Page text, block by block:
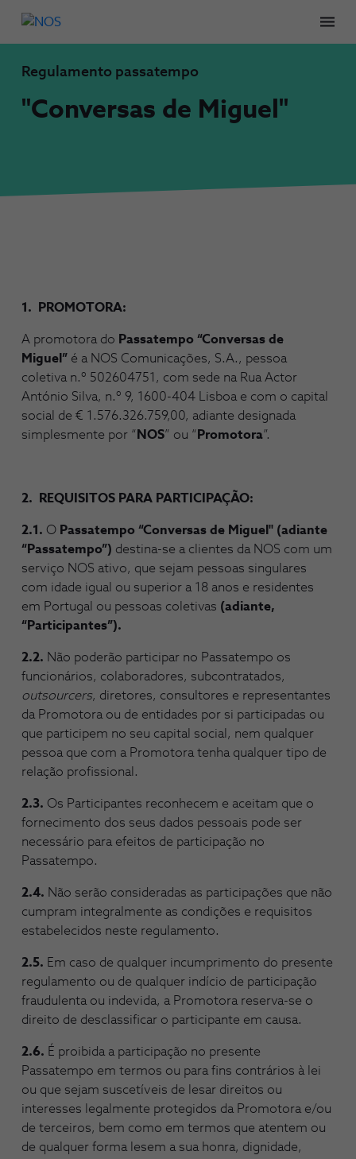
Regulamento passatempo
"Conversas de Miguel"
1. PROMOTORA:
A promotora do Passatempo “Conversas de
Miguel” é a NOS Comunicações, S.A., pessoa
coletiva n.º 502604751, com sede na Rua Actor
António Silva, n.º 9, 1600-404 Lisboa e com o capital
social de € 1.576.326.759,00, adiante designada
simplesmente por “ NOS” ou “ Promotora”.
2. REQUISITOS PARA PARTICIPAÇÃO:
2.1. O Passatempo “Conversas de Miguel" (adiante
“Passatempo”) destina-se a clientes da NOS com um
serviço NOS ativo, que sejam pessoas singulares
com idade igual ou superior a 18 anos e residentes
em Portugal ou pessoas coletivas (adiante,
“Participantes”).
2.2. Não poderão participar no Passatempo os
funcionários, colaboradores, subcontratados,
outsourcers, diretores, consultores e representantes
da Promotora ou de entidades por si participadas ou
que participem no seu capital social, nem qualquer
pessoa que com a Promotora tenha qualquer tipo de
relação profissional.
2.3. Os Participantes reconhecem e aceitam que o
fornecimento dos seus dados pessoais pode ser
necessário para efeitos de participação no
Passatempo.
2.4. Não serão consideradas as participações que não
cumpram integralmente as condições e requisitos
estabelecidos neste regulamento.
2.5. Em caso de qualquer incumprimento do presente
regulamento ou de qualquer indício de participação
fraudulenta ou indevida, a Promotora reserva-se o
direito de desclassificar o participante em causa.
2.6. É proibida a participação no presente
Passatempo em termos ou para fins contrários à lei
ou que sejam suscetíveis de lesar direitos ou
interesses legalmente protegidos da Promotora e/ou
de terceiros, bem como em termos que atentem ou
de qualquer forma lesem a sua honra, dignidade,